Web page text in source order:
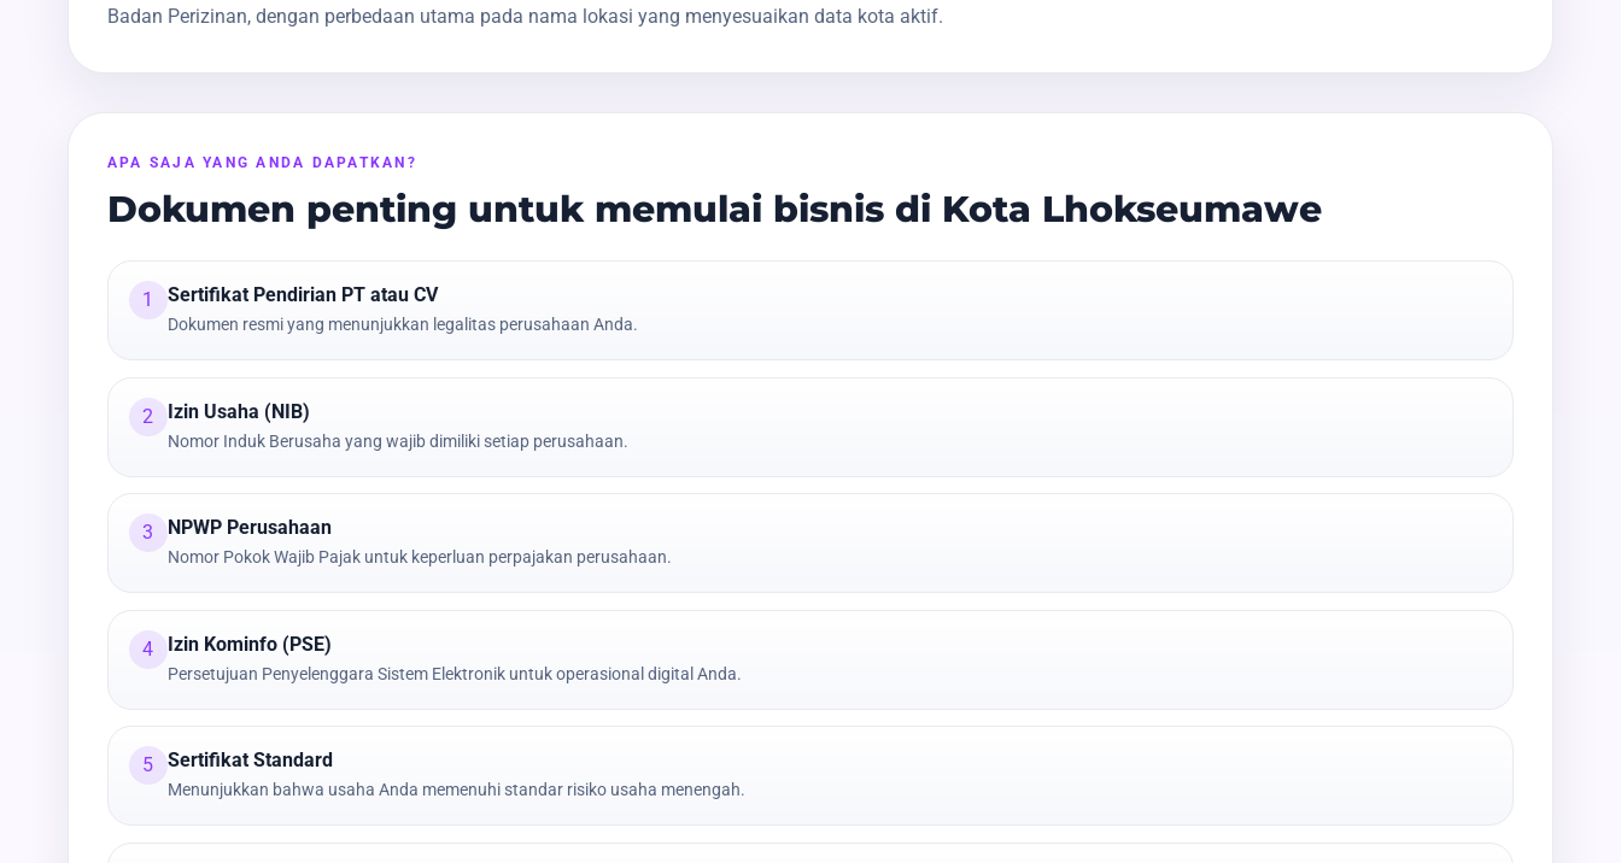
Badan Perizinan, dengan perbedaan utama pada nama lokasi yang menyesuaikan data kota aktif.
APA SAJA YANG ANDA DAPATKAN?
Dokumen penting untuk memulai bisnis di Kota Lhokseumawe
1 Sertifikat Pendirian PT atau CV
Dokumen resmi yang menunjukkan legalitas perusahaan Anda.
2 Izin Usaha (NIB)
Nomor Induk Berusaha yang wajib dimiliki setiap perusahaan.
3 NPWP Perusahaan
Nomor Pokok Wajib Pajak untuk keperluan perpajakan perusahaan.
4 Izin Kominfo (PSE)
Persetujuan Penyelenggara Sistem Elektronik untuk operasional digital Anda.
5 Sertifikat Standard
Menunjukkan bahwa usaha Anda memenuhi standar risiko usaha menengah.